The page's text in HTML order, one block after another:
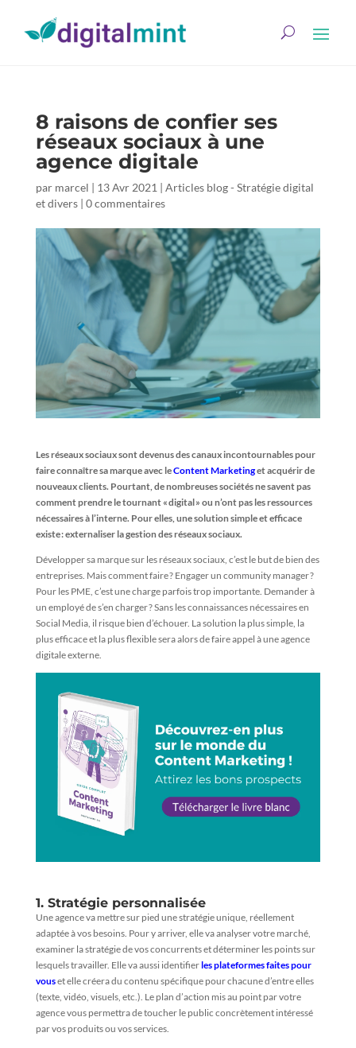
8 raisons de confier ses
réseaux sociaux à une
agence digitale
par marcel | 13 Avr 2021 | Articles blog - Stratégie digital
et divers| 0 commentaires
Les réseaux sociaux sont devenus des canaux incontournables pour
faire connaître sa marque avec leContent Marketinget acquérir de
nouveaux clients. Pourtant, de nombreuses sociétés ne savent pas
comment prendre le tournant « digital » ou n’ont pas les ressources
nécessaires à l’interne. Pour elles, une solution simple et efficace
existe : externaliser la gestion des réseaux sociaux.
Développer sa marque sur les réseaux sociaux, c’est le but de bien des
entreprises. Mais comment faire ? Engager un community manager ?
Pour les PME, c’est une charge parfois trop importante. Demander à
un employé de s’en charger ? Sans les connaissances nécessaires en
Social Media, il risque bien d’échouer. La solution la plus simple, la
plus efficace et la plus flexible sera alors de faire appel à une agence
digitale externe.
1. Stratégie personnalisée
Une agence va mettre sur pied une stratégie unique, réellement
adaptée à vos besoins. Pour y arriver, elle va analyser votre marché,
examiner la stratégie de vos concurrents et déterminer les points sur
lesquels travailler. Elle va aussi identifierles plateformes faites pour
vouset elle créera du contenu spécifique pour chacune d’entre elles
(texte, vidéo, visuels, etc.). Le plan d’action mis au point par votre
agence vous permettra de toucher le public concrètement intéressé
par vos produits ou vos services.